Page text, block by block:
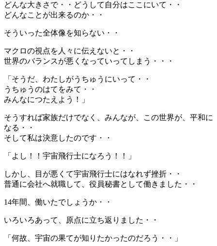
どんな大きさで・・どうして自分はここにいて・・
どんなことが出来るのか・・
そういった全体像を知らない・・
マクロの視点を人々に伝えないと・・
世界のバランスが悪くなっていってしまう・・・
「そうだ、わたしがうちゅうにいって・・
うちゅうのはてをみて・・
みんなにつたえよう！」
そうすれば家族だけでなく、みんなが、この世界が、平和に
なる・・
そして私は決意したのです・・
「よし！！宇宙飛行士になろう！！」
しかし、目が悪くて宇宙飛行士にはなれず挫折・・
普通に会社へ就職して、役員秘書として働きました・・
14年間、働いたでしょうか・・
いろいろあって、原点に立ち返りました・・
「何故、宇宙の果てが知りたかったのだろう・・」